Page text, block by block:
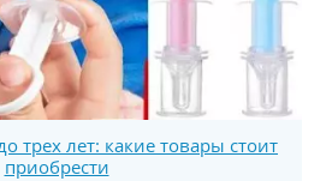
трех лет: какие товары стоит
приобрести